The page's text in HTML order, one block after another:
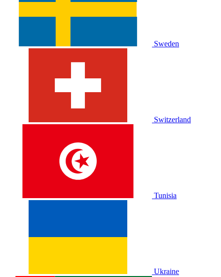
Sweden
Switzerland
Tunisia
Ukraine